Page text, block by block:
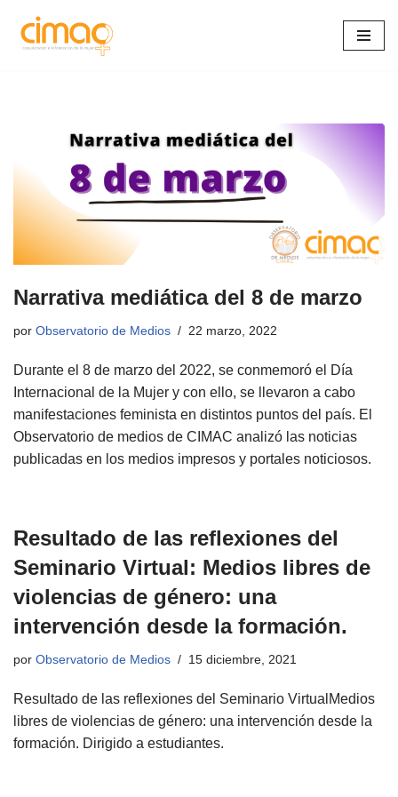
Saltar
Narrativa mediática del 8 de marzo
por Observatorio de Medios 22 marzo, 2022
Durante el 8 de marzo del 2022, se conmemoró el Día
Internacional de la Mujer y con ello, se llevaron a cabo
manifestaciones feminista en distintos puntos del país. El
Observatorio de medios de CIMAC analizó las noticias
publicadas en los medios impresos y portales noticiosos.
Resultado de las reflexiones del
Seminario Virtual: Medios libres de
violencias de género: una
intervención desde la formación.
por Observatorio de Medios 15 diciembre, 2021
Resultado de las reflexiones del Seminario VirtualMedios
libres de violencias de género: una intervención desde la
formación. Dirigido a estudiantes.